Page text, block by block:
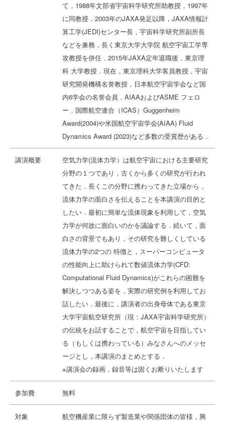
て，1988年文部省宇宙科学研究所助教授，1997年
に同教授．2003年のJAXA発足以降，JAXA情報計
算工学(JEDI)センター長，宇宙科学研究所副所長
などを兼務．長く東京大学大学院 航空宇宙工学専
攻教授を併任．2015年JAXA定年退職後，東京理
科 大学教授．現在，東京理科大学客員教授，宇宙
研究開発機構名誉教授，日本航空宇宙学会など国
内6学会の名誉会員．AIAAおよびASME フェロ
ー．国際航空連合（ICAS）Guggenheim
Award(2004)や米国航空宇宙学会(AIAA) Fluid
Dynamics Award (2023)など多数の受賞歴がある．
講演概要
空気力学(流体力学）は航空宇宙における主要研究
分野の１つであり，古くから多くの研究が行われ
てきた．長くこの分野に携わってきた立場から，
流体力学の面白さを伝えることを本講演の目的と
したい．最初に簡単な流体現象を利用して，空気
力学が何故に面白いのかを議論する．続いて，面
白さの背景でもあり，その研究を難しくしている
流体力学の2つの 特徴と，スーパーコンピュータ
の性能向上に助けられて数値流体力学(CFD:
Computational Fluid Dynamics)がこれらの困難を
解決しつつある姿を，実際の研究例を利用してお
話したい．最後に，講演者の出身母体である東京
大学宇宙航空研究所（現：JAXA宇宙科学研究所）
の伝統をお話することで，航空宇宙を目指してい
る（もしくは携わっている）みなさんへのメッセ
ージとし，本講演のまとめとする．
※講演会の録画，録音等は固くお断りいたします
参加費 無料
対象
航空機産業に限らず製造業や関係団体の皆様，興